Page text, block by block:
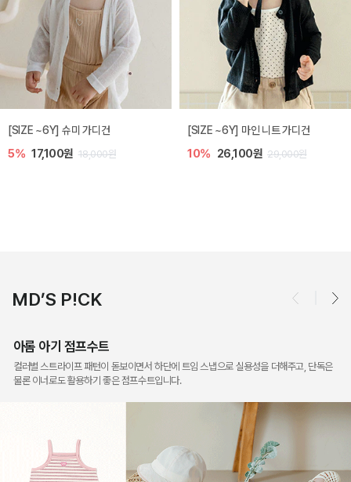
밀라 아기 점프수트
10% 30,600원 34,000원
밀라 아기 셋업
20% 35,200원 44,000원
MD’S P!CK
아롬 아기 점프수트
컬러별 스트라이프 패턴이 돋보이면서 하단에 트임 스냅으로 실용성을 더해주고, 단독은
물론 이너로도 활용하기 좋은 점프수트입니다.